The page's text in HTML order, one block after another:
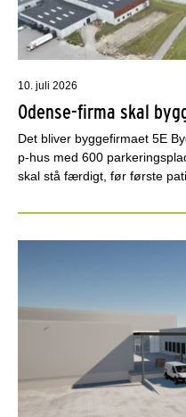
10. juli 2026
Odense-firma skal
Det bliver byggefirmaet 5E
p-hus med 600
skal stå færdigt, før første